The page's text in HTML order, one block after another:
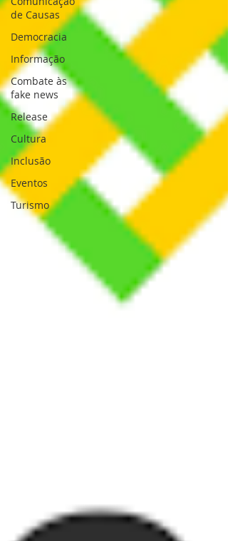
de Causas
Democracia
Informação
Combate às
fake news
Release
Cultura
Inclusão
Eventos
Turismo